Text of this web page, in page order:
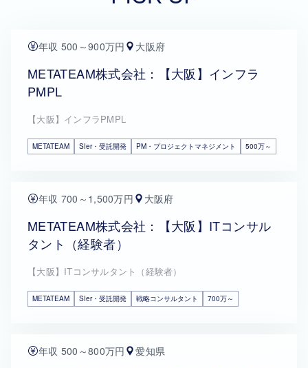
年収 500～900万円 大阪府
METATEAM株式会社：【大阪】インフラ
PMPL
【大阪】インフラPMPL
METATEAM SIer・受託開発 PM・プロジェクトマネジメント 500万～
年収 700～1,500万円 大阪府
METATEAM株式会社：【大阪】ITコンサル
タント（経験者）
【大阪】ITコンサルタント（経験者）
METATEAM SIer・受託開発 戦略コンサルタント 700万～
年収 500～800万円 愛知県